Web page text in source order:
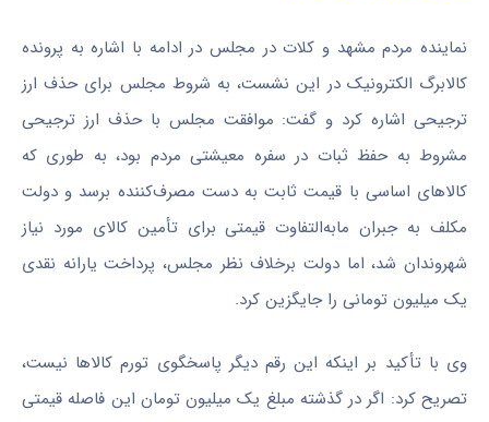
نماینده مردم مشهد و کلات در مجلس در ادامه با اشاره به پرونده
کالابرگ‌ الکترونیک در این نشست، به شروط مجلس برای حذف ارز
ترجیحی اشاره کرد و گفت: موافقت مجلس با حذف ارز ترجیحی
مشروط به حفظ ثبات در سفره معیشتی مردم بود، به طوری که
کالاهای اساسی با قیمت ثابت به دست مصرف‌کننده برسد و دولت
مکلف به جبران مابه‌التفاوت قیمتی برای تأمین کالای مورد نیاز
شهروندان شد، اما دولت برخلاف نظر مجلس، پرداخت یارانه نقدی
یک میلیون تومانی را جایگزین کرد.
وی با تأکید بر اینکه این رقم دیگر پاسخگوی تورم کالاها نیست،
تصریح کرد: اگر در گذشته مبلغ یک میلیون تومان این فاصله قیمتی